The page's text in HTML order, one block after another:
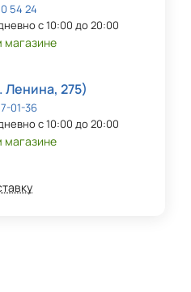
54 24
с 10:00 до 20:00
магазине
Ленина, 275)
01-36
с 10:00 до 20:00
магазине